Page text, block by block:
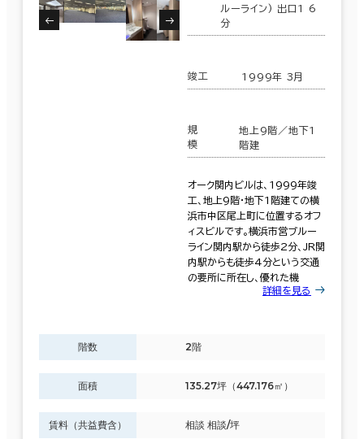
ルーライン) 出口1 6
分
竣工 1999年 3月
規
模
地上9階／地下1
階建
オーク関内ビルは、1999年竣
工、地上9階・地下1階建ての横
浜市中区尾上町に位置するオフ
ィスビルです。横浜市営ブルー
ライン関内駅から徒歩2分、JR関
内駅からも徒歩4分という交通
の要所に所在し、優れた機
詳細を見る
階数 2階
面積 135.27坪（447.176㎡）
賃料（共益費含） 相談 相談/坪
泉区 (0)
該当数
763室(277棟)
６か月以上
5年以内
20年以内 30年以内
その他
制震・免震構造
駐車場設備あり